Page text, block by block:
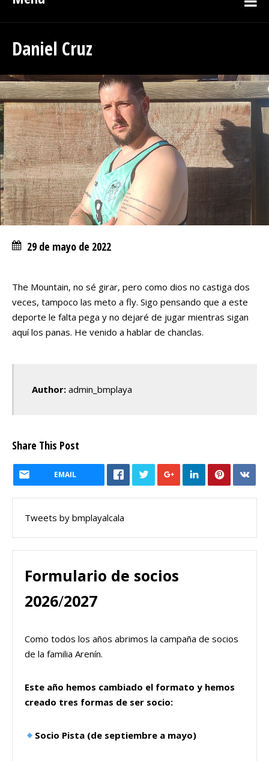
Daniel Cruz
29 de mayo de 2022
The Mountain, no sé girar, pero como dios no castiga dos
veces, tampoco las meto a fly. Sigo pensando que a este
deporte le falta pega y no dejaré de jugar mientras sigan
aquí los panas. He venido a hablar de chanclas.
Author: admin_bmplaya
Share This Post
EMAIL
Tweets by bmplayalcala
Formulario de socios
2026/2027
Como todos los años abrimos la campaña de socios
de la familia Arenín.
Este año hemos cambiado el formato y hemos
creado tres formas de ser socio:
Socio Pista (de septiembre a mayo)